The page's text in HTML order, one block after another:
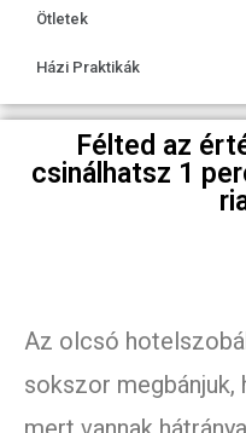
Ötletek
Házi Praktikák
Félted az
csinálhatsz 1
Az olcsó
sokszor megbánjuk,